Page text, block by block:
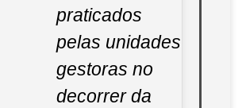
praticados
pelas unidades
gestoras no
decorrer da